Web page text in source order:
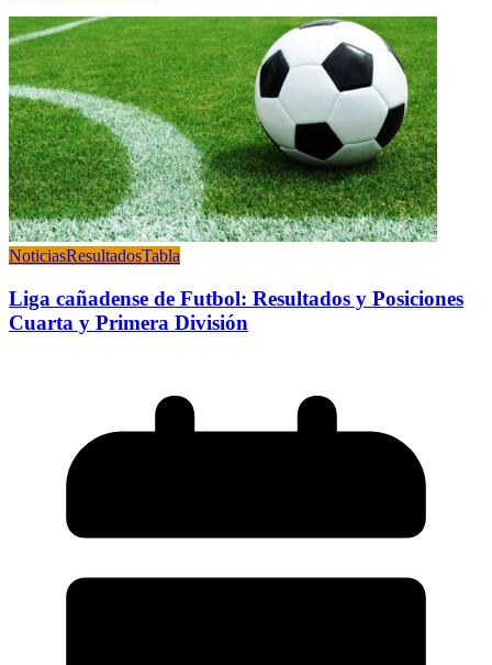
NoticiasResultadosTabla
Liga cañadense de Futbol: Resultados y Posiciones
Cuarta y Primera División